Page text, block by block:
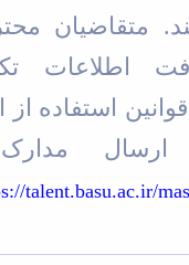
متقاضیان
اطلاعات
استفاده از
talent.basu.ac.ir/